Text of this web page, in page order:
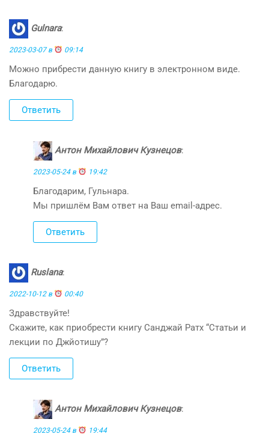
Gulnara:
2023-03-07 в 09:14
Можно прибрести данную книгу в электронном виде.
Благодарю.
Ответить
Антон Михайлович Кузнецов:
2023-05-24 в 19:42
Благодарим, Гульнара.
Мы пришлём Вам ответ на Ваш email-адрес.
Ответить
Ruslana:
2022-10-12 в 00:40
Здравствуйте!
Скажите, как приобрести книгу Санджай Ратх “Статьи и
лекции по Джйотишу”?
Ответить
Антон Михайлович Кузнецов:
2023-05-24 в 19:44